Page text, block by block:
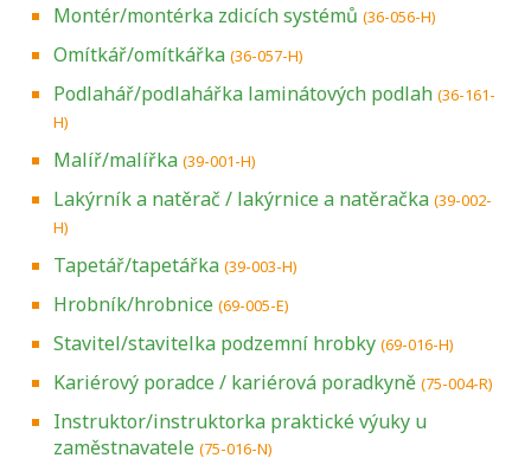
Montér/montérka zdicích systémů (36-056-H)
Omítkář/omítkářka (36-057-H)
Podlahář/podlahářka laminátových podlah (36-161-
H)
Malíř/malířka (39-001-H)
Lakýrník a natěrač / lakýrnice a natěračka (39-002-
H)
Tapetář/tapetářka (39-003-H)
Hrobník/hrobnice (69-005-E)
Stavitel/stavitelka podzemní hrobky (69-016-H)
Kariérový poradce / kariérová poradkyně (75-004-R)
Instruktor/instruktorka praktické výuky u
zaměstnavatele (75-016-N)